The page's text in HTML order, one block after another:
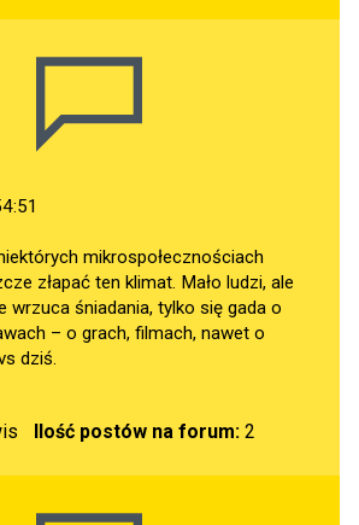
mikrospołecznościach
złapać ten klimat. Mało ludzi, ale
wrzuca śniadania, tylko się gada o
– o grach, filmach, nawet o
dziś.
Ilość postów na forum:2